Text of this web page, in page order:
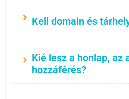
Kell domain és
Kié lesz a honlap, az
hozzáférés?